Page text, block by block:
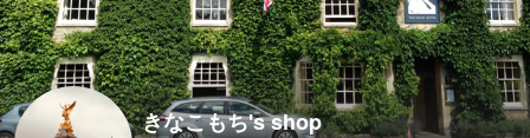
きなこもち's shop